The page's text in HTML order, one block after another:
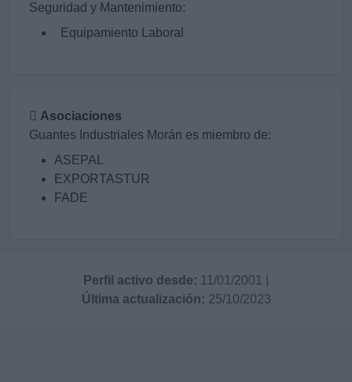
Seguridad y Mantenimiento:
Equipamiento Laboral
Asociaciones
Guantes Industriales Morán es miembro de:
ASEPAL
EXPORTASTUR
FADE
Perfil activo desde: 11/01/2001
Última actualización: 25/10/2023